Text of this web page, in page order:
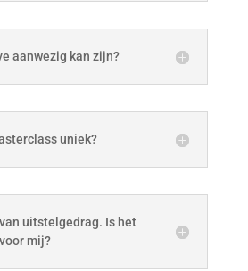
aanwezig kan zijn?
uniek?
uitstelgedrag. Is het
mij?